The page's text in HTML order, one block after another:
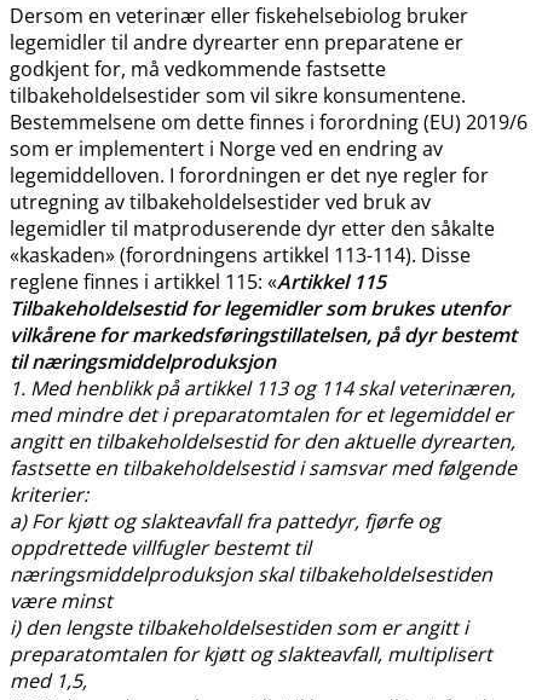
Dersom en veterinær eller fiskehelsebiolog bruker
legemidler til andre dyrearter enn preparatene er
godkjent for, må vedkommende fastsette
tilbakeholdelsestider som vil sikre konsumentene.
Bestemmelsene om dette finnes i forordning (EU) 2019/6
som er implementert i Norge ved en endring av
legemiddelloven. I forordningen er det nye regler for
utregning av tilbakeholdelsestider ved bruk av
legemidler til matproduserende dyr etter den såkalte
«kaskaden» (forordningens artikkel 113-114). Disse
reglene finnes i artikkel 115: «Artikkel 115
Tilbakeholdelsestid for legemidler som brukes utenfor
vilkårene for markedsføringstillatelsen, på dyr bestemt
til næringsmiddelproduksjon
1. Med henblikk på artikkel 113 og 114 skal veterinæren,
med mindre det i preparatomtalen for et legemiddel er
angitt en tilbakeholdelsestid for den aktuelle dyrearten,
fastsette en tilbakeholdelsestid i samsvar med følgende
kriterier:
a) For kjøtt og slakteavfall fra pattedyr, fjørfe og
oppdrettede villfugler bestemt til
næringsmiddelproduksjon skal tilbakeholdelsestiden
være minst
i) den lengste tilbakeholdelsestiden som er angitt i
preparatomtalen for kjøtt og slakteavfall, multiplisert
med 1,5,